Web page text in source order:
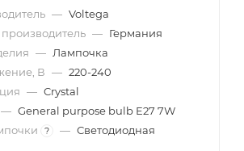
— Voltega
— Германия
— Лампочка
В — 220-240
— Crystal
— General purpose bulb E27 7W
? — Светодиодная